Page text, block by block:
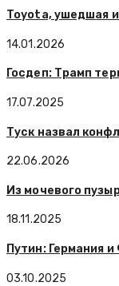
Toyota, ушедшая
14.01.2026
Госдеп: Трамп
17.07.2025
Туск назвал
22.06.2026
Из мочевого
18.11.2025
Путин: Германия
03.10.2025